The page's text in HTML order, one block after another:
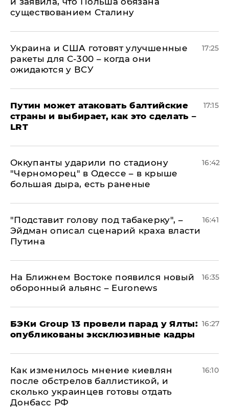
существованием Сталину
Украина и США готовят улучшенные
ракеты для С-300 – когда они
ожидаются у ВСУ
17:25
Путин может атаковать балтийские
страны и выбирает, как это сделать –
LRT
17:15
Оккупанты ударили по стадиону
"Черноморец" в Одессе – в крыше
большая дыра, есть раненые
16:42
​"Подставит голову под табакерку", –
Эйдман описал сценарий краха власти
Путина
16:41
На Ближнем Востоке появился новый
оборонный альянс – Euronews
16:35
​БЭКи Group 13 провели парад у Ялты:
опубликованы эксклюзивные кадры
16:27
Как изменилось мнение киевлян
после обстрелов баллистикой, и
сколько украинцев готовы отдать
Донбасс РФ
16:10